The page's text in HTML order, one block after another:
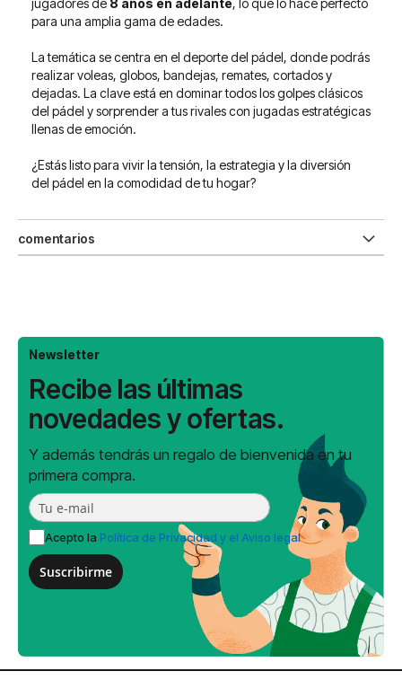
jugadores de 8 años en adelante, lo que lo hace perfecto
para una amplia gama de edades.
La temática se centra en el deporte del pádel, donde podrás
realizar voleas, globos, bandejas, remates, cortados y
dejadas. La clave está en dominar todos los golpes clásicos
del pádel y sorprender a tus rivales con jugadas estratégicas
llenas de emoción.
¿Estás listo para vivir la tensión, la estrategia y la diversión
del pádel en la comodidad de tu hogar?
comentarios
Newsletter
Recibe las últimas
novedades y ofertas.
Y además tendrás un regalo de bienvenida en tu
primera compra.
Acepto la Política de Privacidad y el Aviso legal
Suscribirme